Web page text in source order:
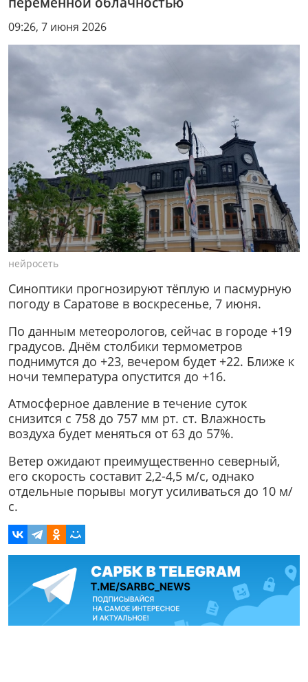
09:26, 7 июня 2026
нейросеть
Синоптики прогнозируют тёплую и пасмурную
погоду в Саратове в воскресенье, 7 июня.
По данным метеорологов, сейчас в городе +19
градусов. Днём столбики термометров
поднимутся до +23, вечером будет +22. Ближе к
ночи температура опустится до +16.
Атмосферное давление в течение суток
снизится с 758 до 757 мм рт. ст. Влажность
воздуха будет меняться от 63 до 57%.
Ветер ожидают преимущественно северный,
его скорость составит 2,2-4,5 м/с, однако
отдельные порывы могут усиливаться до 10 м/
с.